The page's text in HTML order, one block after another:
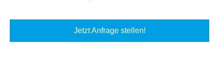
Jetzt Anfrage stellen!